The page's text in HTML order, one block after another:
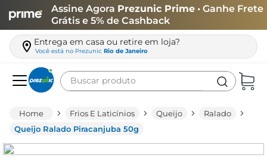
Assine Agora Prezunic Prime • Ganhe Frete
Grátis e 5% de Cashback
Entrega em casa ou retire em loja?
Você está no Prezunic Rio de Janeiro
Buscar produto
Frios E Laticínios Queijo
Ralado
Queijo Ralado Piracanjuba 50g
leite